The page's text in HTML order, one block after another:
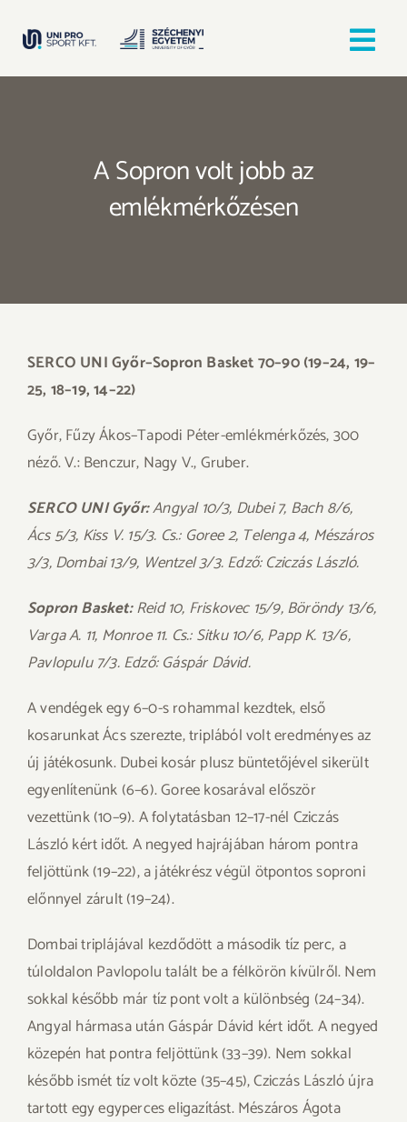
Egyesületek
Hírek, bejegyzések
A Sopron volt jobb az
emlékmérkőzésen
SERCO UNI Győr–Sopron Basket 70–90 (19–24, 19–
25, 18–19, 14–22)
Győr, Fűzy Ákos–Tapodi Péter-emlékmérkőzés, 300
néző. V.: Benczur, Nagy V., Gruber.
SERCO UNI Győr:Angyal 10/3, Dubei 7, Bach 8/6,
Ács 5/3, Kiss V. 15/3. Cs.: Goree 2, Telenga 4, Mészáros
3/3, Dombai 13/9, Wentzel 3/3. Edző: Cziczás László.
Sopron Basket:Reid 10, Friskovec 15/9, Böröndy 13/6,
Varga A. 11, Monroe 11. Cs.: Sitku 10/6, Papp K. 13/6,
Pavlopulu 7/3. Edző: Gáspár Dávid.
A vendégek egy 6–0-s rohammal kezdtek, első
kosarunkat Ács szerezte, triplából volt eredményes az
új játékosunk. Dubei kosár plusz büntetőjével sikerült
egyenlítenünk (6–6). Goree kosarával először
vezettünk (10–9). A folytatásban 12–17-nél Cziczás
László kért időt. A negyed hajrájában három pontra
feljöttünk (19–22), a játékrész végül ötpontos soproni
előnnyel zárult (19–24).
Dombai triplájával kezdődött a második tíz perc, a
túloldalon Pavlopolu talált be a félkörön kívülről. Nem
sokkal később már tíz pont volt a különbség (24–34).
Angyal hármasa után Gáspár Dávid kért időt. A negyed
közepén hat pontra feljöttünk (33–39). Nem sokkal
később ismét tíz volt közte (35–45), Cziczás László újra
tartott egy egyperces eligazítást. Mészáros Ágota